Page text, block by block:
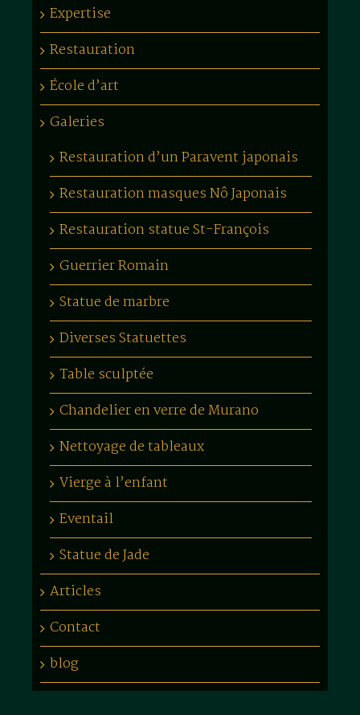
Expertise
Restauration
École d’art
Galeries
Restauration d’un Paravent japonais
Restauration masques Nô Japonais
Restauration statue St-François
Guerrier Romain
Statue de marbre
Diverses Statuettes
Table sculptée
Chandelier en verre de Murano
Nettoyage de tableaux
Vierge à l’enfant
Eventail
Statue de Jade
Articles
Contact
blog